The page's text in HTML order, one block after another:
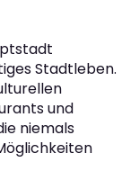
Stadtleben.
und
niemals